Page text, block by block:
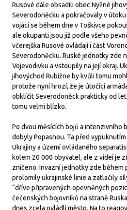
Rusové dále obsadili obec Nyžné
Severodoněcku a pokračovaly v
vojáci se během dne v Toškivce
ale okupanti jsou již podle všeho
včerejška Rusové ovládají i část
Severodoněcku. Ruské jednotky zde
Vojevodivku a vstoupily na její okraj.
jihovýchod Rubižne by kvůli tomu
protože nyní hrozí, že je útočící
obklíčit Severodoněck prakticky od
tomu velmi blízko.
Po dvou měsících bojů a intenzivního
dobyly Popasnou. Ta před
Ukrajiny a území ovládaného
kolem 20 000 obyvatel, ale z videí je
zničeno. Invazní jednotky zde během
prolomily ukrajinské linie a zatlačily
“dříve připravených opevněných
čečenských bojovníků na straně
dnes zcela ovládli město. Na to